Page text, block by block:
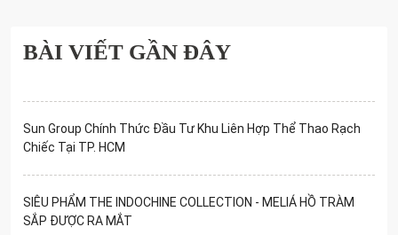
BÀI VIẾT GẦN ĐÂY
Sun Group Chính Thức Đầu Tư Khu Liên Hợp Thể Thao Rạch
Chiếc Tại TP. HCM
SIÊU PHẨM THE INDOCHINE COLLECTION - MELIÁ HỒ TRÀM
SẮP ĐƯỢC RA MẮT